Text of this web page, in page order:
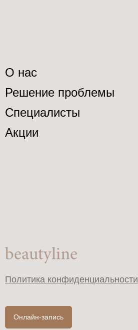
О нас
Решение проблемы
Специалисты
Акции
Политика конфиденциальности
Онлайн-запись